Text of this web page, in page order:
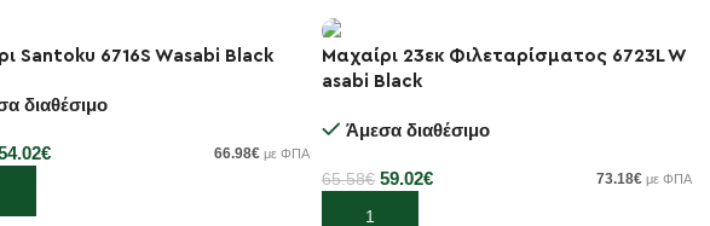
Santoku 6716S Wasabi Black
διαθέσιμο
€ 66.98€ με ΦΠΑ
στο καλάθι
-10%
Μαχαίρι 23εκ Φιλεταρίσματος 6723L W
asabi Black
Άμεσα διαθέσιμο
65.58€ 59.02€ 73.18€ με ΦΠΑ
Προσθήκη στο καλάθι